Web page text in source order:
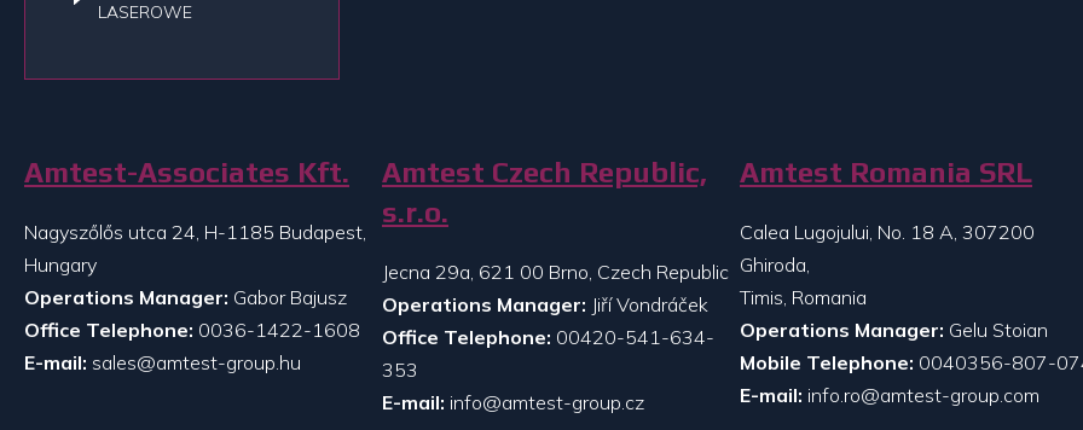
LASEROWE
Amtest-Associates Kft.
Nagyszőlős utca 24, H-1185 Budapest,
Hungary
Operations Manager: Gabor Bajusz
Office Telephone: 0036-1422-1608
E-mail: sales@amtest-group.hu
Amtest Czech Republic,
s.r.o.
Jecna 29a, 621 00 Brno, Czech Republic
Operations Manager: Jiří Vondráček
Office Telephone: 00420-541-634-
353
E-mail: info@amtest-group.cz
Amtest Romania SRL
Calea Lugojului, No. 18 A, 307200
Ghiroda,
Timis, Romania
Operations Manager: Gelu Stoian
Mobile Telephone: 0040356-807-
E-mail: info.ro@amtest-group.com